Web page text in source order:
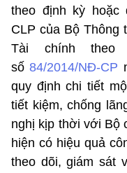
theo định kỳ hoặc
CLP của Bộ Thông
Tài chính
số84/2014/NĐ-CP
quy định chi tiết
tiết kiệm, chống
nghị kịp thời với Bộ
hiện có hiệu quả
theo dõi, giám sát